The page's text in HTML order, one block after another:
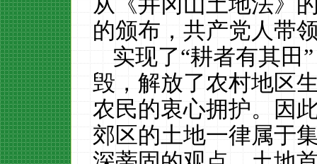
的颁布，共产党人带
实现了“耕者有其田
毁，解放了农村地区
农民的衷心拥护。因
郊区的土地一律属于